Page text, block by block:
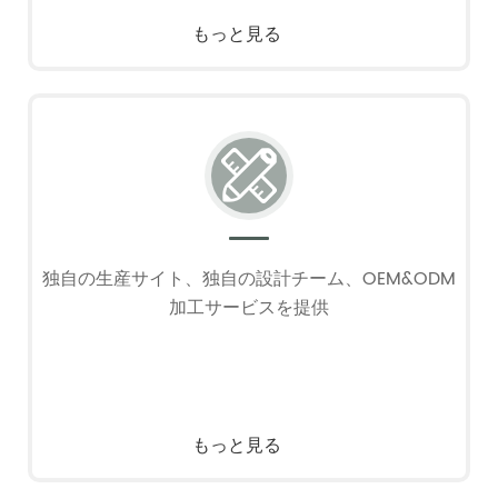
もっと見る
独自の生産サイト、独自の設計チーム、OEM&ODM
加工サービスを提供
もっと見る